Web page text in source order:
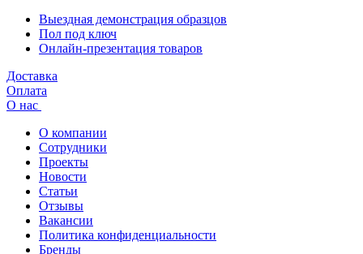
Выездная демонстрация образцов
Пол под ключ
Онлайн-презентация товаров
Доставка
Оплата
О нас
О компании
Сотрудники
Проекты
Новости
Статьи
Отзывы
Вакансии
Политика конфиденциальности
Бренды